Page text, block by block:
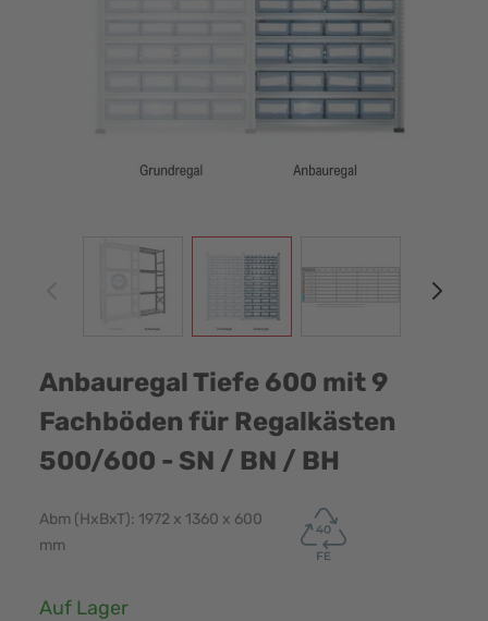
View larger image
Anbauregal Tiefe 600 mit 9
Fachböden für Regalkästen
500/600 - SN / BN / BH
Abm (HxBxT): 1972 x 1360 x 600
mm
Verfügbarkeit:
Auf Lager